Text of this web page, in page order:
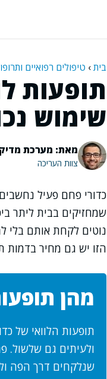
בית› טיפולים רפואיים
תופעות
שימוש
מאת: מערכת
צוות העריכה
כדורי פחם פעיל
שמחזיקים בבית ליתר
נוטים לקחת אותם בלי
הזו יש גם מחיר בדמות
מהן
תופעות הלוואי של
ולעיתים גם שלשול.
שנלקחים דרך הפה